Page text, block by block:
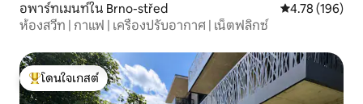
อพาร์ทเมนท์ใน Brno-střed คะแนนเฉลี่ย
4.78 (196)
ห้องสวีท | กาแฟ | เครื่องปรับอากาศ | เน็ตฟลิกซ์
โดนใจเกสต์ที่สุด
โดนใจเกสต์